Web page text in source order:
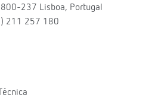
237 Lisboa, Portugal
211 257 180